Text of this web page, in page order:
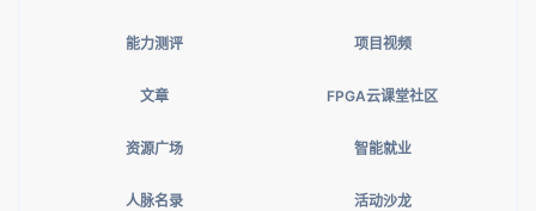
能力测评 项目视频
文章 FPGA云课堂社区
资源广场 智能就业
人脉名录 活动沙龙